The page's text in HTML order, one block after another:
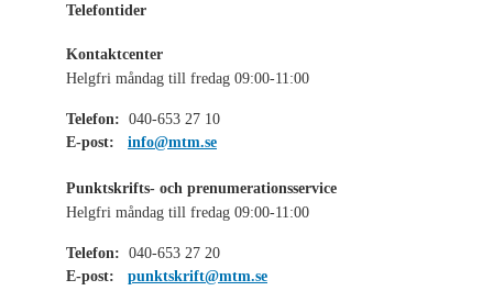
Telefontider
Kontaktcenter
Helgfri måndag till fredag 09:00-11:00
Telefon: 040-653 27 10
E-post:
info@mtm.se
Punktskrifts- och prenumerationsservice
Helgfri måndag till fredag 09:00-11:00
Telefon: 040-653 27 20
E-post:
punktskrift@mtm.se